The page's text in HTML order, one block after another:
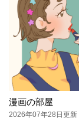
漫画の部屋
2026年07年28日更新